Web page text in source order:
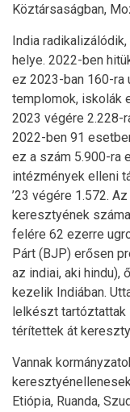
Köztársaságban,
India
helye. 2022-ben
ez 2023-ban 160-ra
templomok, iskolák
2023 végére 2.228-
2022-ben 91
ez a szám 5.900-ra
intézmények elleni
’23 végére 1.572.
keresztyének
felére 62 ezerre
Párt (BJP) erősen
az indiai, aki hindu),
kezelik Indiában.
lelkészt tartóztattak
térítettek át
Vannak
Etiópia, Ruanda,